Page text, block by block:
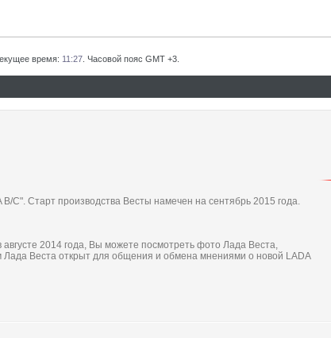
время: 11:27. Часовой пояс GMT +3.
Старт производства Весты намечен на сентябрь 2015 года.
2014 года, Вы можете посмотреть фото Лада Веста,
Лада Веста открыт для общения и обмена мнениями о новой LADA